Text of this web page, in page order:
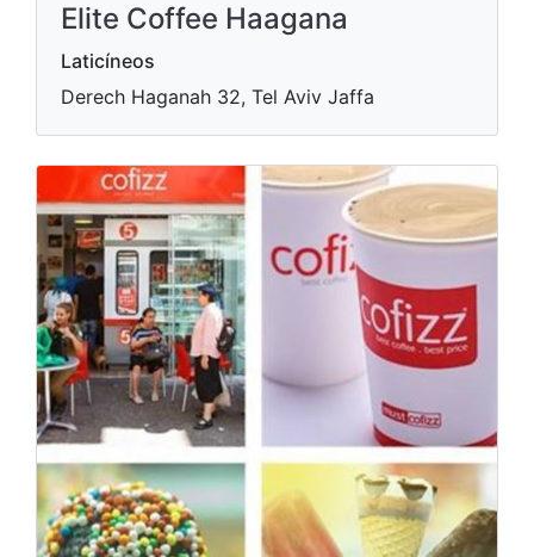
Elite Coffee Haagana
Laticíneos
Derech Haganah 32, Tel Aviv Jaffa